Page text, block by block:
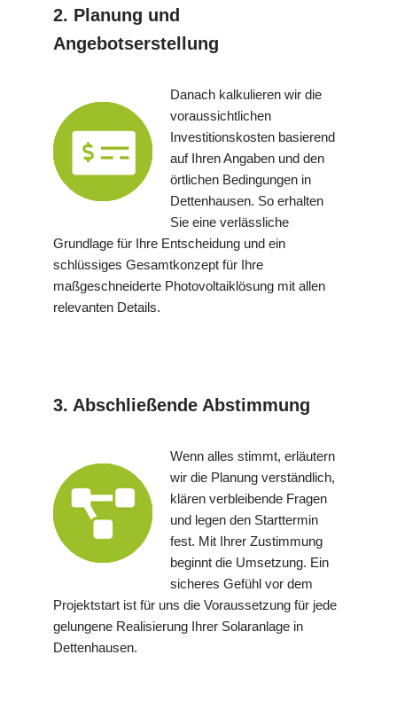
2. Planung und
Angebotserstellung
Danach kalkulieren wir die
voraussichtlichen
Investitionskosten basierend
auf Ihren Angaben und den
örtlichen Bedingungen in
Dettenhausen. So erhalten
Sie eine verlässliche
Grundlage für Ihre Entscheidung und ein
schlüssiges Gesamtkonzept für Ihre
maßgeschneiderte Photovoltaiklösung mit allen
relevanten Details.
3. Abschließende Abstimmung
Wenn alles stimmt, erläutern
wir die Planung verständlich,
klären verbleibende Fragen
und legen den Starttermin
fest. Mit Ihrer Zustimmung
beginnt die Umsetzung. Ein
sicheres Gefühl vor dem
Projektstart ist für uns die Voraussetzung für jede
gelungene Realisierung Ihrer Solaranlage in
Dettenhausen.